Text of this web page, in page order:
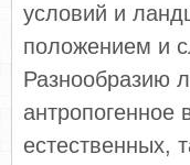
условий и
положением и
Разнообразию
антропогенное
естественных,